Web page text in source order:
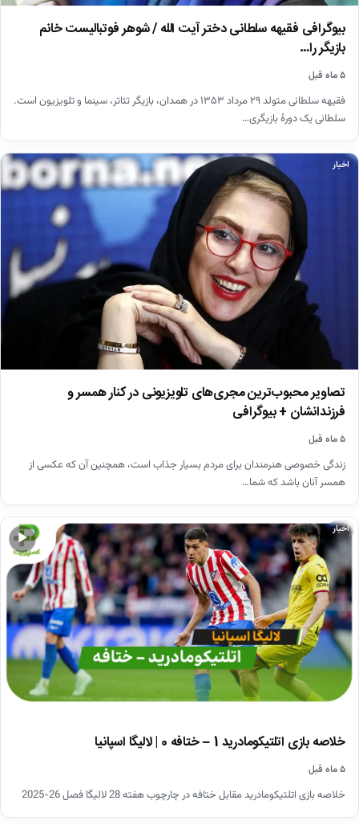
بیوگرافی فقیهه سلطانی دختر آیت الله / شوهر فوتبالیست خانم
بازیگر را…
۵ ماه قبل
فقیهه سلطانی متولد ۲۹ مرداد ۱۳۵۳ در همدان، بازیگر تئاتر، سینما و تلویزیون است.
سلطانی یک دورهٔ بازیگری…
اخبار
تصاویر محبوب‌ترین مجری‌های تلویزیونی در کنار همسر و
فرزندانشان + بیوگرافی
۵ ماه قبل
زندگی خصوصی هنرمندان برای مردم بسیار جذاب است، همچنین آن که عکسی از
همسر آنان باشد که شما…
▶
اخبار
خلاصه بازی اتلتیکومادرید 1 – ختافه 0 | لالیگا اسپانیا
۵ ماه قبل
خلاصه بازی اتلتیکومادرید مقابل ختافه در چارچوب هفته 28 لالیگا فصل 26-2025